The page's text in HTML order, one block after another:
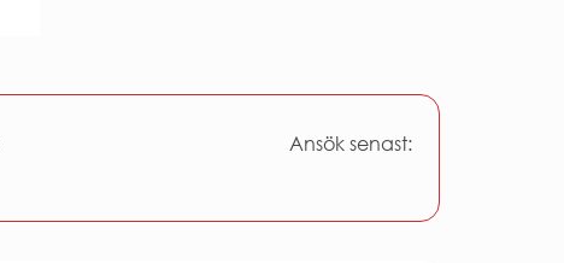
Renovering
Upphandling
Ansök senast: